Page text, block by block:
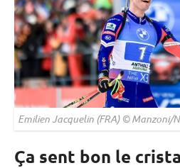
Emilien Jacquelin (FRA) © Manzoni/
Ça sent bon le